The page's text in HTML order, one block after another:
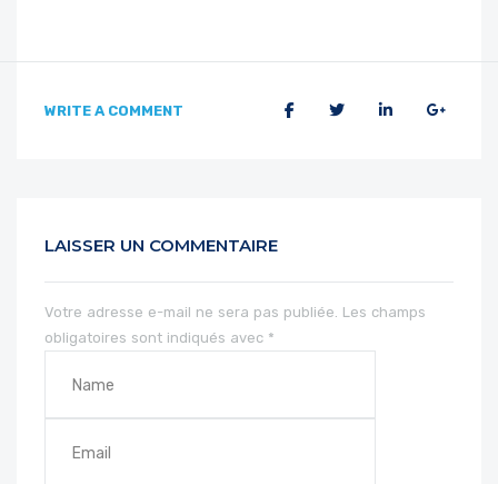
WRITE A COMMENT
LAISSER UN COMMENTAIRE
Votre adresse e-mail ne sera pas publiée. Les champs
obligatoires sont indiqués avec *